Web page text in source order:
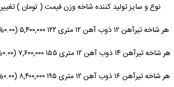
نوع و سایز تولید کننده شاخه وزن قیمت ( تومان ) تغییر
هر شاخه تیرآهن ۱۲ ذوب آهن ۱۲ متری ۱۲۲ ۵,۴۰۰,۰۰۰ (۰.۰۰%)۰
هر شاخه تیرآهن ۱۴ ذوب آهن ۱۲ متری ۱۵۵ ۷,۶۰۰,۰۰۰ (۰.۰۰%)۰
هر شاخه تیرآهن ۱۶ ذوب آهن ۱۲ متری ۱۹۵ ۸,۴۰۰,۰۰۰ (۰.۰۰%)۰